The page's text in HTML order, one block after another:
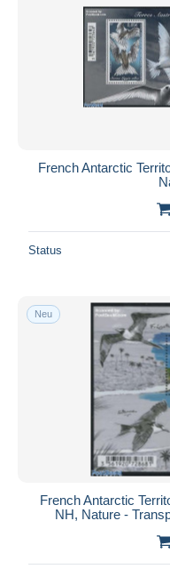
French Antarctic
Status
Neu
French Antarctic
NH, Nature -